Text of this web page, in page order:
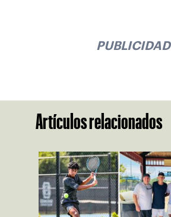
PUBLICIDAD
Artículos relacionados